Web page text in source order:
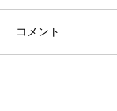
コメント